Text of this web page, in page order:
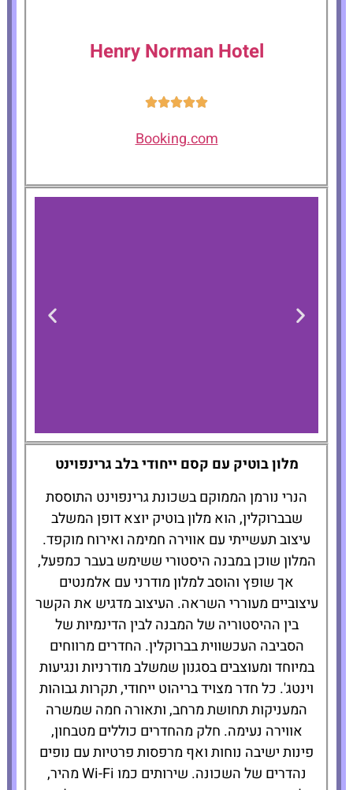
Henry Norman Hotel
Booking.com
Henry Norman
להזמנת
המלון לחצו
כאן
מלון בוטיק עם קסם ייחודי בלב גרינפוינט
הנרי נורמן הממוקם בשכונת גרינפוינט התוססת
שבברוקלין, הוא מלון בוטיק יוצא דופן המשלב
עיצוב תעשייתי עם אווירה חמימה ואירוח מוקפד.
המלון שוכן במבנה היסטורי ששימש בעבר כמפעל,
אך שופץ והוסב למלון מודרני עם אלמנטים
עיצוביים מעוררי השראה. העיצוב מדגיש את הקשר
בין ההיסטוריה של המבנה לבין הדינמיות של
הסביבה העכשווית בברוקלין. החדרים מרווחים
במיוחד ומעוצבים בסגנון שמשלב מודרניות ונגיעות
וינטג'. כל חדר מצויד בריהוט ייחודי, תקרות גבוהות
המעניקות תחושת מרחב, ותאורה חמה שמשרה
אווירה נעימה. חלק מהחדרים כוללים מטבחון,
פינות ישיבה נוחות ואף מרפסות פרטיות עם נופים
נהדרים של השכונה. שירותים כמו Wi-Fi מהיר,